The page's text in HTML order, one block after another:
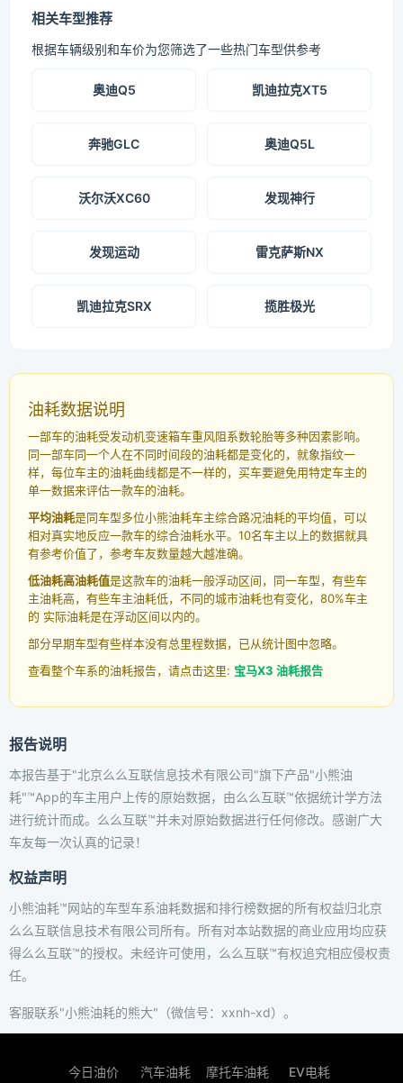
相关车型推荐
根据车辆级别和车价为您筛选了一些热门车型供参考
奥迪Q5 凯迪拉克XT5
奔驰GLC 奥迪Q5L
沃尔沃XC60 发现神行
发现运动 雷克萨斯NX
凯迪拉克SRX 揽胜极光
油耗数据说明
一部车的油耗受发动机变速箱车重风阻系数轮胎等多种因素影响。
同一部车同一个人在不同时间段的油耗都是变化的，就象指纹一
样，每位车主的油耗曲线都是不一样的，买车要避免用特定车主的
单一数据来评估一款车的油耗。
平均油耗是同车型多位小熊油耗车主综合路况油耗的平均值，可以
相对真实地反应一款车的综合油耗水平。10名车主以上的数据就具
有参考价值了，参考车友数量越大越准确。
低油耗高油耗值是这款车的油耗一般浮动区间，同一车型，有些车
主油耗高，有些车主油耗低，不同的城市油耗也有变化，80%车主
的 实际油耗是在浮动区间以内的。
部分早期车型有些样本没有总里程数据，已从统计图中忽略。
查看整个车系的油耗报告，请点击这里: 宝马X3 油耗报告
报告说明
本报告基于"北京么么互联信息技术有限公司"旗下产品"小熊油
耗"™App的车主用户上传的原始数据，由么么互联™依据统计学方法
进行统计而成。么么互联™并未对原始数据进行任何修改。感谢广大
车友每一次认真的记录！
权益声明
小熊油耗™网站的车型车系油耗数据和排行榜数据的所有权益归北京
么么互联信息技术有限公司所有。所有对本站数据的商业应用均应获
得么么互联™的授权。未经许可使用，么么互联™有权追究相应侵权责
任。
客服联系"小熊油耗的熊大"（微信号：xxnh-xd）。
今日油价 汽车油耗 摩托车油耗 EV电耗